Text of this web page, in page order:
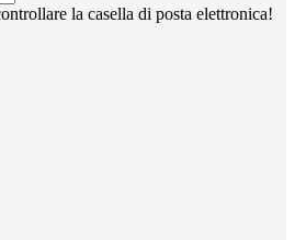
la casella di posta elettronica!